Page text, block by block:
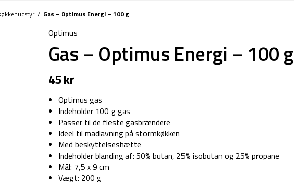
/ Gas – Optimus Energi – 100 g
Optimus
Gas – Optimus Energi – 100 g
45kr
Optimus gas
Indeholder 100 g gas
Passer til de fleste gasbrændere
Ideel til madlavning på stormkøkken
Med beskyttelseshætte
Indeholder blanding af: 50% butan, 25% isobutan og 25% propane
Mål: 7,5 x 9 cm
Vægt: 200 g